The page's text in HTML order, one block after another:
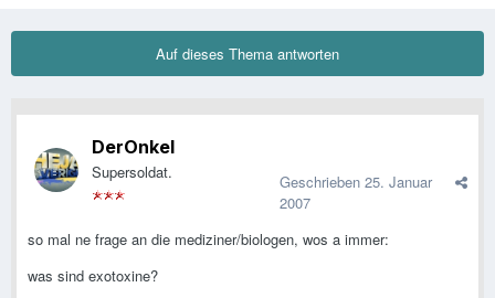
Auf dieses Thema antworten
DerOnkel
Supersoldat. Geschrieben 25. Januar
2007
so mal ne frage an die mediziner/biologen, wos a immer:
was sind exotoxine?